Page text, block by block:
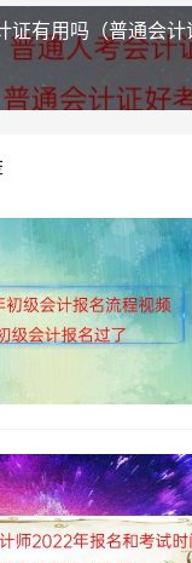
考人员，注会是全
岛考试。考生就算在
考证的考试地点为
经报了名在一个地
注意选考点就行了
考试。
注册会计师考试委
管理机构递交报名
辖市和省会城市；
证有用吗（普通会计